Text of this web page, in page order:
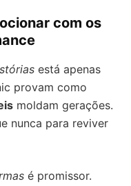
com os
está apenas
provam como
moldam gerações.
nunca para reviver
é promissor.